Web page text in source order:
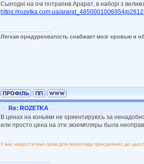
Сьогодні на очі потрапив Арарат, в наборі з
https://rozetka.com.ua/ararat_4850001006954/
Легкая придурковатость снабжает мозг кровью и
Re: ROZETKA
В ценах на коньяки не ориентируюсь за
или просто цена на эти экземпляры была
У вас недостатньо прав для перегляду приєднаних до